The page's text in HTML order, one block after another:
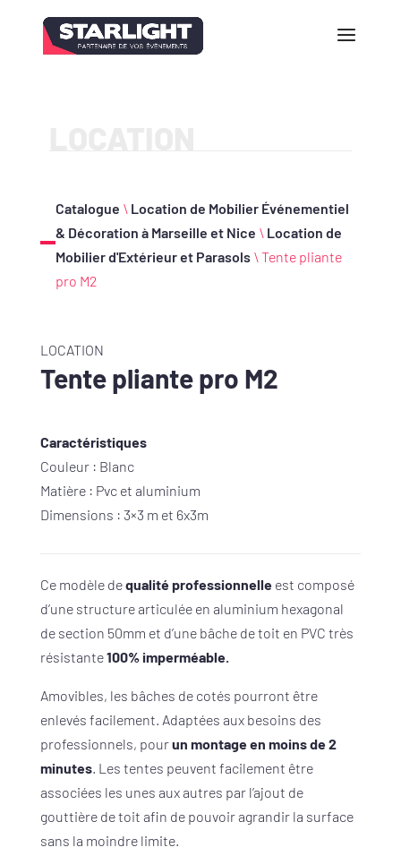
Catalogue \ Location de Mobilier Événementiel
& Décoration à Marseille et Nice \ Location de
Mobilier d'Extérieur et Parasols\ Tente pliante
pro M2
LOCATION
Tente pliante pro M2
Caractéristiques
Couleur : Blanc
Matière : Pvc et aluminium
Dimensions : 3×3 m et 6x3m
Ce modèle dequalité professionnelleest composé
d’une structure articulée en aluminium hexagonal
de section 50mm et d’une bâche de toit en PVC très
résistante100% imperméable.
Amovibles, les bâches de cotés pourront être
enlevés facilement. Adaptées aux besoins des
professionnels, pourun montage en moins de 2
minutes. Les tentes peuvent facilement être
associées les unes aux autres par l’ajout de
gouttière de toit afin de pouvoir agrandir la surface
sans la moindre limite.